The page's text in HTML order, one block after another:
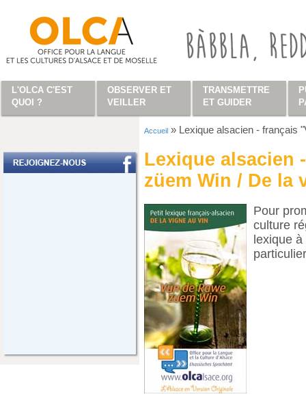
Vous êtes ici
Accueil » Lexique alsacien - français
Lexique alsacien
züem Win / De la
Pour
culture
lexique
L'OLCA C'EST
QUOI ?
OBSERVER ET
VEILLER
TRANSMETTRE
ET GUIDER